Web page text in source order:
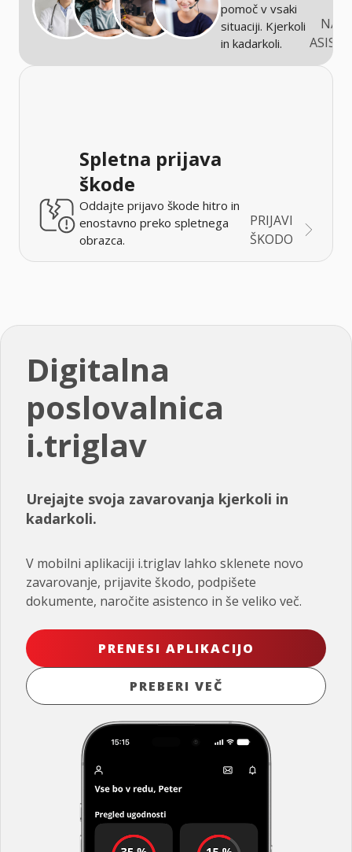
pomoč v vsaki
situaciji. Kjerkoli
in kadarkoli.
Spletna prijava
škode
Oddajte prijavo škode hitro in
enostavno preko spletnega
obrazca.
PRIJAVI
ŠKODO
Digitalna
poslovalnica
i.triglav
Urejajte svoja zavarovanja kjerkoli in
kadarkoli.
V mobilni aplikaciji i.triglav lahko sklenete novo
zavarovanje, prijavite škodo, podpišete
dokumente, naročite asistenco in še veliko več.
PRENESI APLIKACIJO
PREBERI VEČ